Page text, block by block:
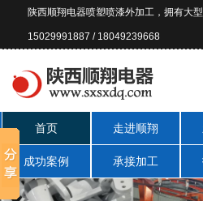
陕西顺翔电器喷塑喷漆外加工，拥有大
15029991887 / 18049239668
首页 走进顺翔
成功案例 承接加工